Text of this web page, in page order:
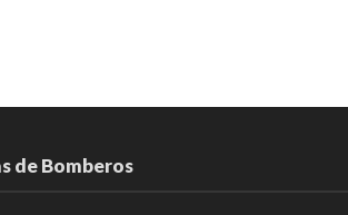
de Bomberos